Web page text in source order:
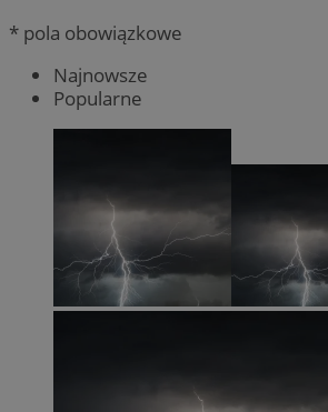
* pola obowiązkowe
Najnowsze
Popularne